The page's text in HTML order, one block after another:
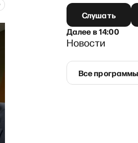
Слушать
Далеев14:00
Новости
Все программы